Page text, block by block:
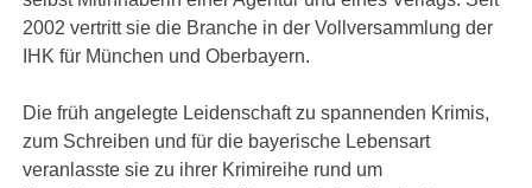
2002 vertritt sie die Branche in der Vollversammlung der
IHK für München und Oberbayern.
Die früh angelegte Leidenschaft zu spannenden Krimis,
zum Schreiben und für die bayerische Lebensart
veranlasste sie zu ihrer Krimireihe rund um